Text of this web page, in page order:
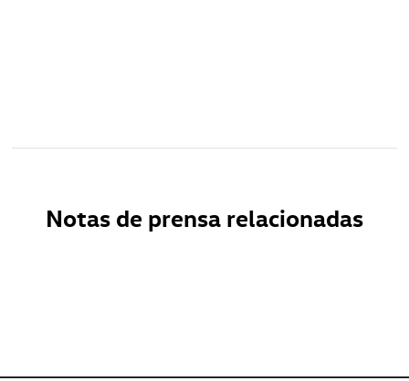
Notas de prensa relacionadas